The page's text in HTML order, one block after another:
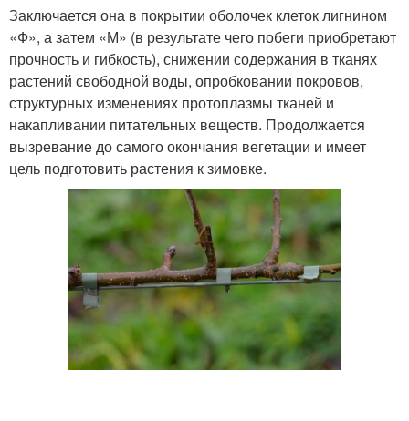
Заключается она в покрытии оболочек клеток лигнином
«Ф», а затем «М» (в результате чего побеги приобретают
прочность и гибкость), снижении содержания в тканях
растений свободной воды, опробковании покровов,
структурных изменениях протоплазмы тканей и
накапливании питательных веществ. Продолжается
вызревание до самого окончания вегетации и имеет
цель подготовить растения к зимовке.